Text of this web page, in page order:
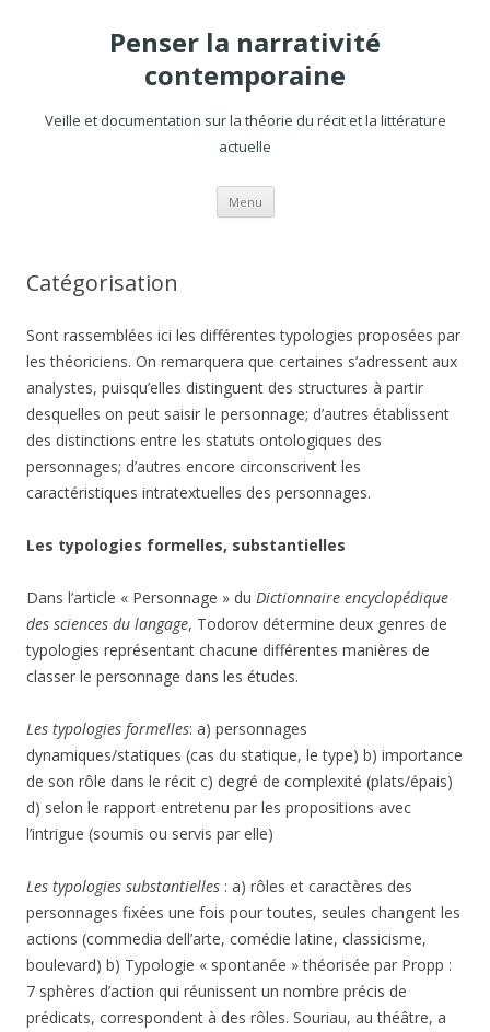
Penser la narrativité
contemporaine
Veille et documentation sur la théorie du récit et la littérature
actuelle
Menu Aller
contenu
Catégorisation
Sont rassemblées ici les différentes typologies proposées par
les théoriciens. On remarquera que certaines s’adressent aux
analystes, puisqu’elles distinguent des structures à partir
desquelles on peut saisir le personnage; d’autres établissent
des distinctions entre les statuts ontologiques des
personnages; d’autres encore circonscrivent les
caractéristiques intratextuelles des personnages.
Les typologies formelles, substantielles
Dans l’article « Personnage » du Dictionnaire encyclopédique
des sciences du langage, Todorov détermine deux genres de
typologies représentant chacune différentes manières de
classer le personnage dans les études.
Les typologies formelles: a) personnages
dynamiques/statiques (cas du statique, le type) b) importance
de son rôle dans le récit c) degré de complexité (plats/épais)
d) selon le rapport entretenu par les propositions avec
l’intrigue (soumis ou servis par elle)
Les typologies substantielles : a) rôles et caractères des
personnages fixées une fois pour toutes, seules changent les
actions (commedia dell’arte, comédie latine, classicisme,
boulevard) b) Typologie « spontanée » théorisée par Propp :
7 sphères d’action qui réunissent un nombre précis de
prédicats, correspondent à des rôles. Souriau, au théâtre, a